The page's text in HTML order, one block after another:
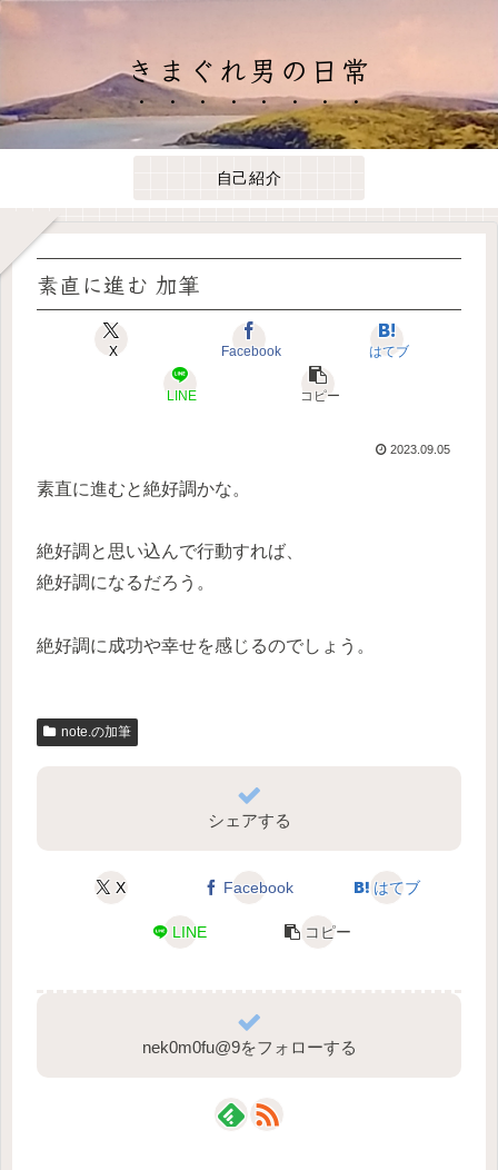
きまぐれ男の日常
自己紹介
素直に進む 加筆
X Facebook はてブ
LINE コピー
2023.09.05
素直に進むと絶好調かな。
絶好調と思い込んで行動すれば、
絶好調になるだろう。
絶好調に成功や幸せを感じるのでしょう。
note.の加筆
シェアする
X Facebook はてブ
LINE コピー
nek0m0fu@9をフォローする